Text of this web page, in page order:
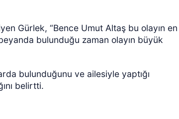
Gürlek, “Bence Umut Altaş bu olayın en
bulunduğu zaman olayın büyük
bulunduğunu ve ailesiyle yaptığı
belirtti.